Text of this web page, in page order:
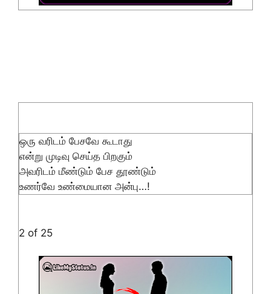
ஒரு வரிடம் பேசவே கூடாது
என்று முடிவு செய்த பிறகும்
அவரிடம் மீண்டும் பேச தூண்டும்
உணர்வே உண்மையான அன்பு…!
2 of 25